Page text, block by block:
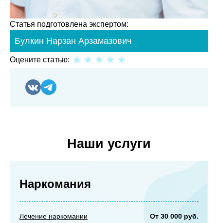
Статья подготовлена экспертом:
Булкин Нарзан Арзамазович
Оцените статью:
Наши услуги
Наркомания
Лечение наркомании От 30 000 руб.